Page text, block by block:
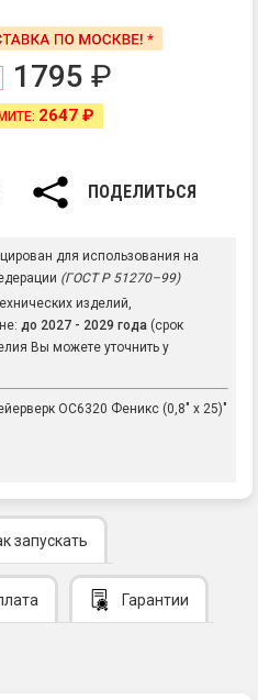
1795 ₽
2647 ₽
ПОДЕЛИТЬСЯ
для использования на
(ГОСТ Р 51270–99)
изделий,
до 2027 - 2029 года (срок
Вы можете уточнить у
ОС6320 Феникс (0,8" х 25)"
запускать
Гарантии